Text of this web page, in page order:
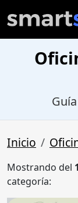
Inicio
Mostrando del 1
categoría: